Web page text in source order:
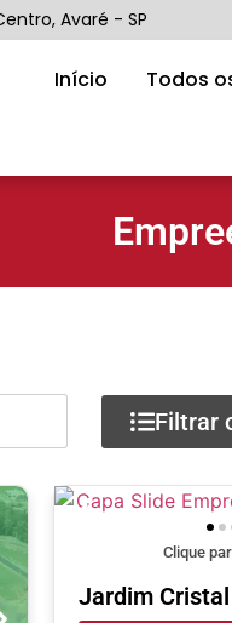
Avaré - SP
Início Todos
Filtrar
Clique
Jardim